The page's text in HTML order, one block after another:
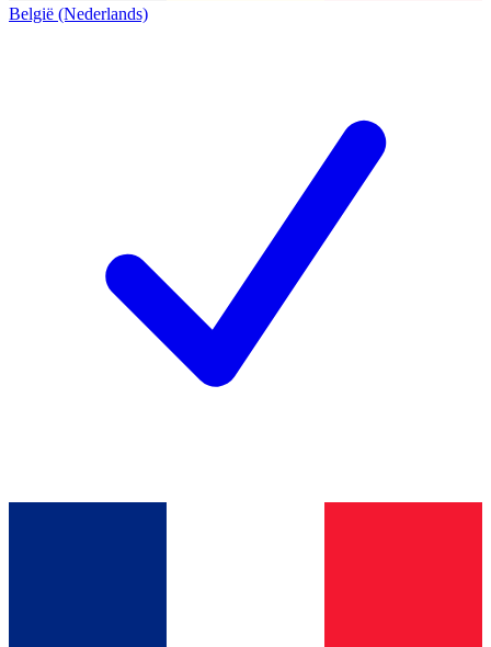
België (Nederlands)